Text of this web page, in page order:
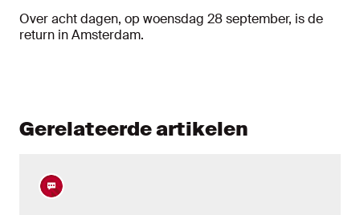
Over acht dagen, op woensdag 28 september, is de
return in Amsterdam.
Gerelateerde artikelen